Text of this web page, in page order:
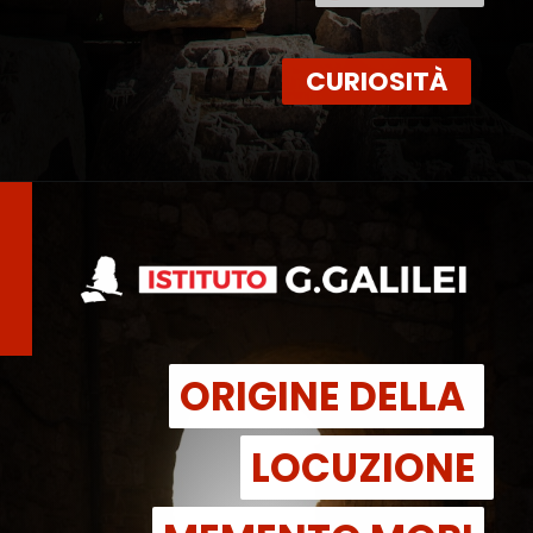
CURIOSITÀ
ORIGINE DELLA
LOCUZIONE
ORIGINE DELLA
LOCUZIONE